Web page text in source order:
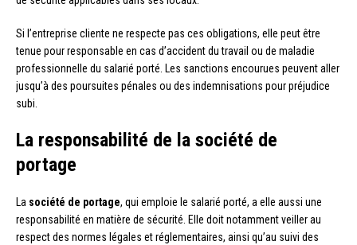
Si l’entreprise cliente ne respecte pas ces obligations, elle peut être
tenue pour responsable en cas d’accident du travail ou de maladie
professionnelle du salarié porté. Les sanctions encourues peuvent aller
jusqu’à des poursuites pénales ou des indemnisations pour préjudice
subi.
La responsabilité de la société de
portage
La société de portage, qui emploie le salarié porté, a elle aussi une
responsabilité en matière de sécurité. Elle doit notamment veiller au
respect des normes légales et réglementaires, ainsi qu’au suivi des